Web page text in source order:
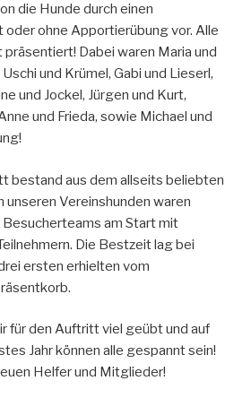
die Hunde durch einen
oder ohne Apportierübung vor. Alle
Dabei waren Maria und
und Krümel, Gabi und Lieserl,
und Jockel, Jürgen und Kurt,
und Frieda, sowie Michael und
bestand aus dem allseits beliebten
unseren Vereinshunden waren
Besucherteams am Start mit
Die Bestzeit lag bei
ersten erhielten vom
für den Auftritt viel geübt und auf
Jahr können alle gespannt sein!
Helfer und Mitglieder!